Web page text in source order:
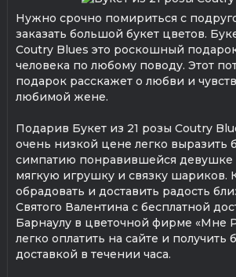
Нужно срочно помириться с
заказать большой букет цветов.
Coutry Blues это роскошный
человека по любому поводу. Этот
подарок расскажет о любви и
любимой жене.
Подарив Букет из 21 розы Coutry
очень низкой цене легко выразить
симпатию понравившейся девушке
мягкую игрушку и связку шариков.
обрадовать и доставить радость
Святого Валентина с бесплатной
Барнаулу в цветочной фирме «Мне
легко оплатить на сайте и получить
доставкой в течении часа.